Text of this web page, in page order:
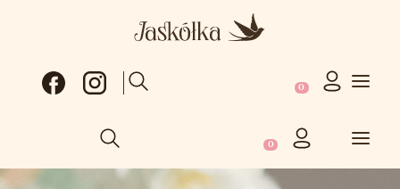
Otwórz wyszukiwarkę Produkty w
Otwórz wyszukiwarkę Produkty w koszyku: